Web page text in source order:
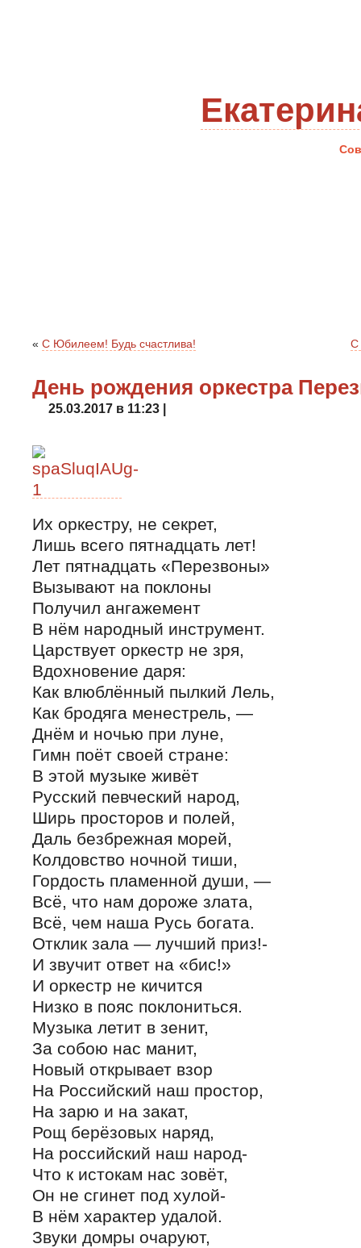
« С Юбилеем! Будь счастлива! С
День рождения оркестра
25.03.2017 в 11:23 |
Их оркестру, не секрет,
Лишь всего пятнадцать лет!
Лет пятнадцать «Перезвоны»
Вызывают на поклоны
Получил ангажемент
В нём народный инструмент.
Царствует оркестр не зря,
Вдохновение даря:
Как влюблённый пылкий Лель,
Как бродяга менестрель, —
Днём и ночью при луне,
Гимн поёт своей стране:
В этой музыке живёт
Русский певческий народ,
Ширь просторов и полей,
Даль безбрежная морей,
Колдовство ночной тиши,
Гордость пламенной души, —
Всё, что нам дороже злата,
Всё, чем наша Русь богата.
Отклик зала — лучший приз!-
И звучит ответ на «бис!»
И оркестр не кичится
Низко в пояс поклониться.
Музыка летит в зенит,
За собою нас манит,
Новый открывает взор
На Российский наш простор,
На зарю и на закат,
Рощ берёзовых наряд,
На российский наш народ-
Что к истокам нас зовёт,
Он не сгинет под хулой-
В нём характер удалой.
Звуки домры очаруют,